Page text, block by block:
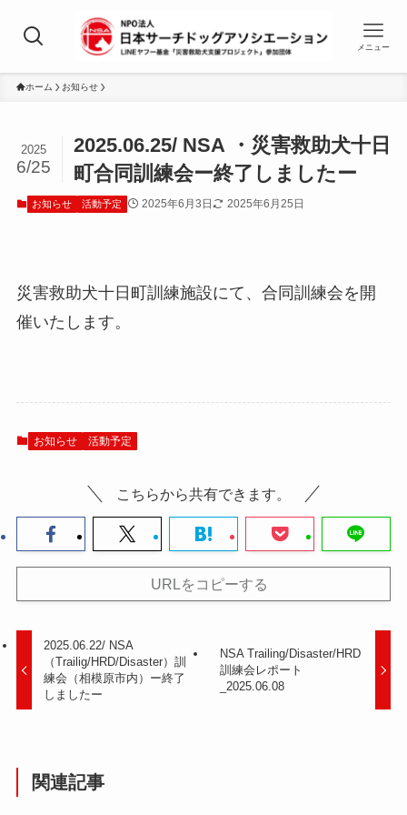
メニュー
ホーム お知らせ
2025.06.25/ NSA ・災害救助犬十日
町合同訓練会ー終了しましたー
2025
6/25
お知らせ 活動予定 2025年6月3日 2025年6月25日
災害救助犬十日町訓練施設にて、合同訓練会を開
催いたします。
お知らせ 活動予定
こちらから共有できます。
URLをコピーする
2025.06.22/ NSA
（Trailig/HRD/Disaster）訓
練会（相模原市内）ー終了
しましたー
NSA Trailing/Disaster/HRD
訓練会レポート
_2025.06.08
関連記事